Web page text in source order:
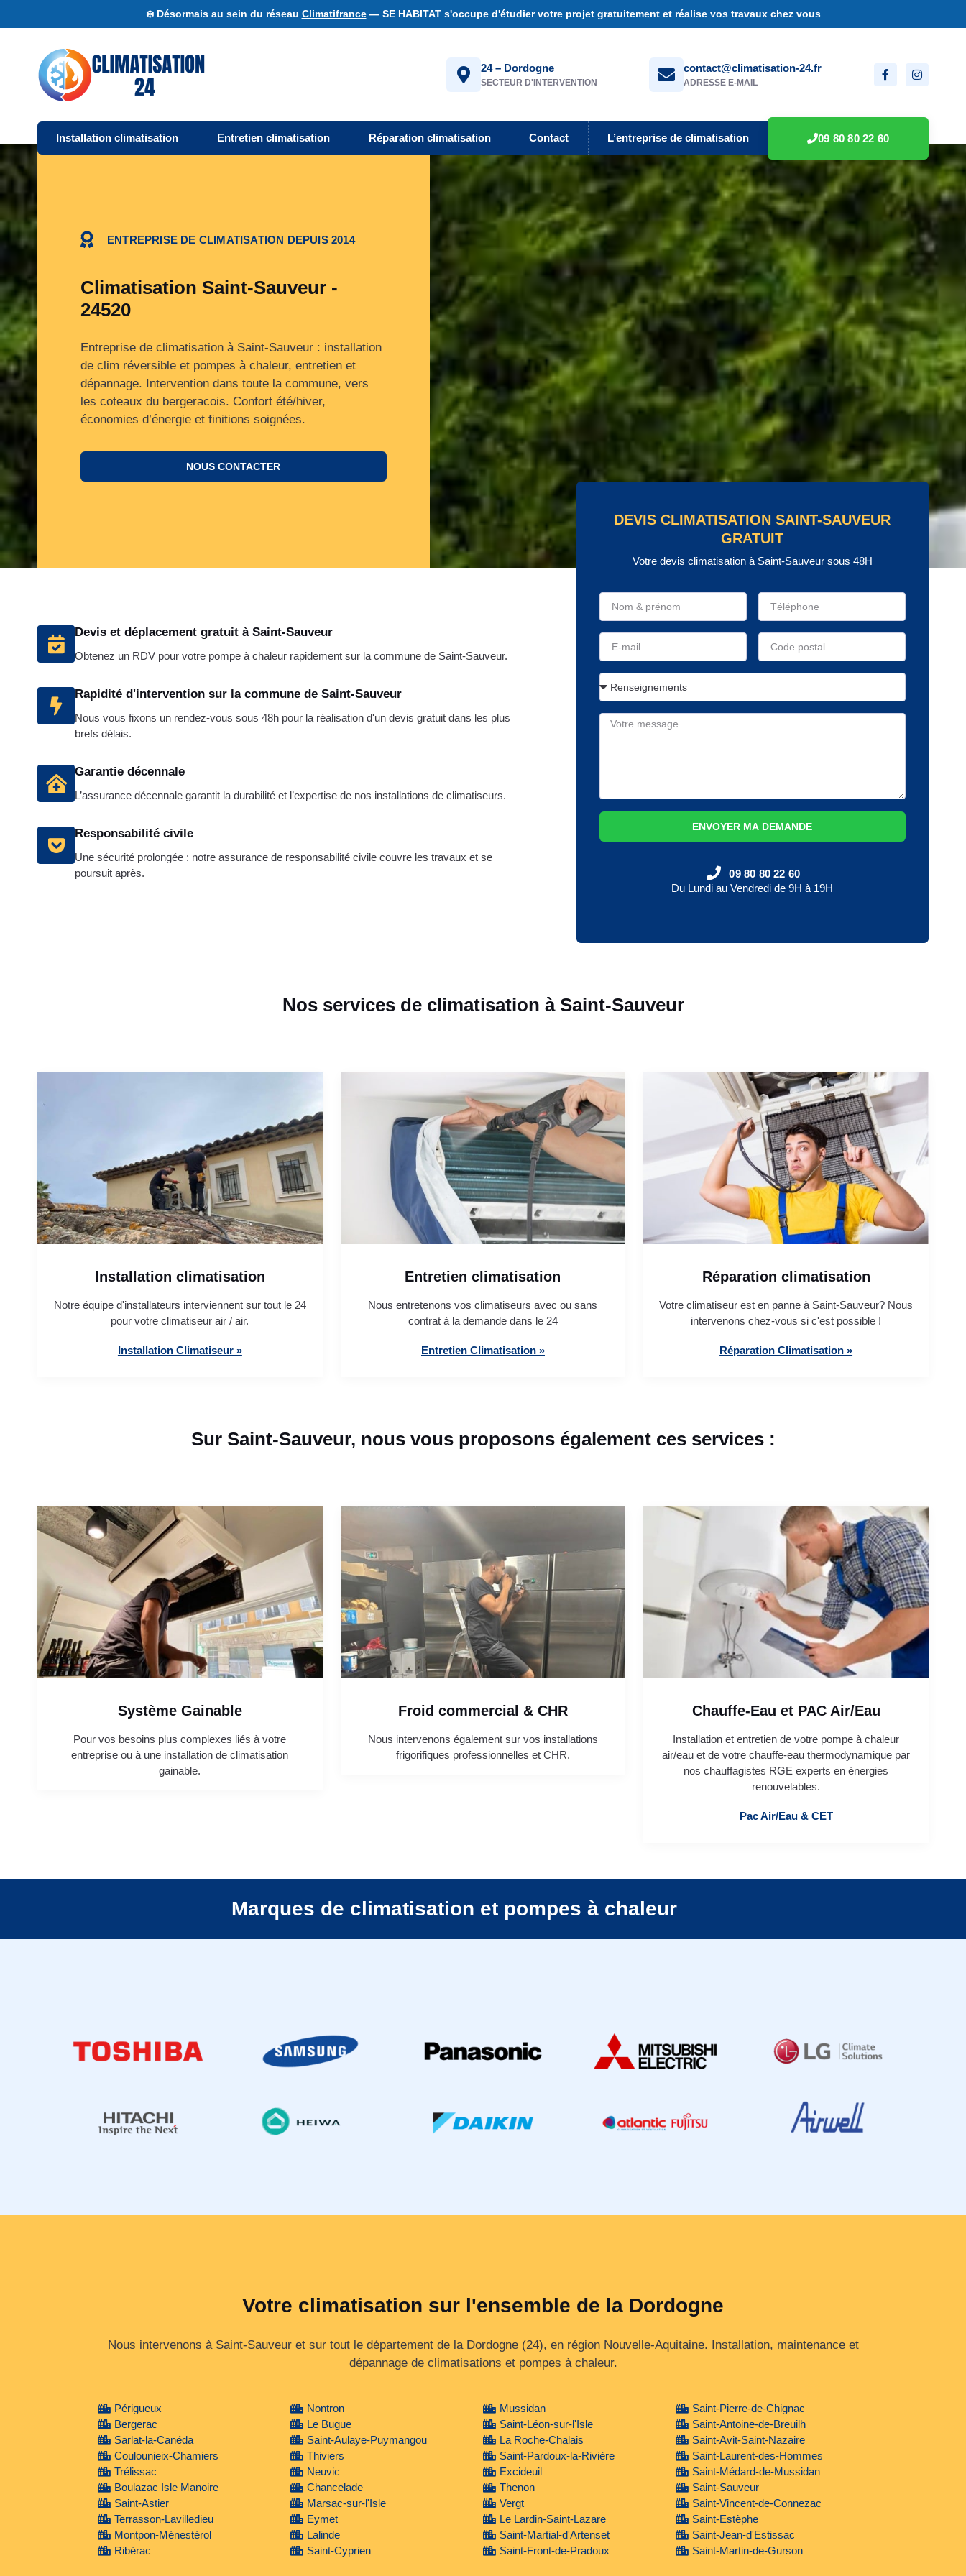
❄️ Désormais au sein du réseau Climatifrance— SE HABITAT s'occupe d'étudier votre projet gratuitement et réalise vos travaux chez vous
24 – Dordogne
SECTEUR D'INTERVENTION
contact@climatisation-24.fr
ADRESSE E-MAIL
Installation climatisation Entretien climatisation Réparation climatisation Contact L’entreprise de climatisation 09 80 80 22 60
ENTREPRISE DE CLIMATISATION DEPUIS 2014
Climatisation Saint-Sauveur -
24520
Entreprise de climatisation à Saint-Sauveur : installation
de clim réversible et pompes à chaleur, entretien et
dépannage. Intervention dans toute la commune, vers
les coteaux du bergeracois. Confort été/hiver,
économies d’énergie et finitions soignées.
NOUS CONTACTER
Devis et déplacement gratuit à Saint-Sauveur
Obtenez un RDV pour votre pompe à chaleur rapidement sur la commune de Saint-Sauveur.
Rapidité d'intervention sur la commune de Saint-Sauveur
Nous vous fixons un rendez-vous sous 48h pour la réalisation d'un devis gratuit dans les plus
brefs délais.
Garantie décennale
L’assurance décennale garantit la durabilité et l’expertise de nos installations de climatiseurs.
Responsabilité civile
Une sécurité prolongée : notre assurance de responsabilité civile couvre les travaux et se
poursuit après.
DEVIS CLIMATISATION SAINT-SAUVEUR
GRATUIT
Votre devis climatisation à Saint-Sauveur sous 48H
ENVOYER MA DEMANDE
09 80 80 22 60
Du Lundi au Vendredi de 9H à 19H
Nos services de climatisation à Saint-Sauveur
Installation climatisation
Notre équipe d'installateurs interviennent sur tout le 24
pour votre climatiseur air / air.
Installation Climatiseur »
Entretien climatisation
Nous entretenons vos climatiseurs avec ou sans
contrat à la demande dans le 24
Entretien Climatisation »
Réparation climatisation
Votre climatiseur est en panne à Saint-Sauveur? Nous
intervenons chez-vous si c'est possible !
Réparation Climatisation »
Sur Saint-Sauveur, nous vous proposons également ces services :
Système Gainable
Pour vos besoins plus complexes liés à votre
entreprise ou à une installation de climatisation
gainable.
Froid commercial & CHR
Nous intervenons également sur vos installations
frigorifiques professionnelles et CHR.
Chauffe-Eau et PAC Air/Eau
Installation et entretien de votre pompe à chaleur
air/eau et de votre chauffe-eau thermodynamique par
nos chauffagistes RGE experts en énergies
renouvelables.
Pac Air/Eau & CET
Marques de climatisation et pompes à chaleur
Votre climatisation sur l'ensemble de la Dordogne
Nous intervenons à Saint-Sauveur et sur tout le département de la Dordogne (24), en région Nouvelle‑Aquitaine. Installation, maintenance et
dépannage de climatisations et pompes à chaleur.
Périgueux
Bergerac
Sarlat-la-Canéda
Coulounieix-Chamiers
Trélissac
Boulazac Isle Manoire
Saint-Astier
Terrasson-Lavilledieu
Montpon-Ménestérol
Ribérac
Nontron
Le Bugue
Saint-Aulaye-Puymangou
Thiviers
Neuvic
Chancelade
Marsac-sur-l'Isle
Eymet
Lalinde
Saint-Cyprien
Mussidan
Saint-Léon-sur-l'Isle
La Roche-Chalais
Saint-Pardoux-la-Rivière
Excideuil
Thenon
Vergt
Le Lardin-Saint-Lazare
Saint-Martial-d'Artenset
Saint-Front-de-Pradoux
Saint-Pierre-de-Chignac
Saint-Antoine-de-Breuilh
Saint-Avit-Saint-Nazaire
Saint-Laurent-des-Hommes
Saint-Médard-de-Mussidan
Saint-Sauveur
Saint-Vincent-de-Connezac
Saint-Estèphe
Saint-Jean-d'Estissac
Saint-Martin-de-Gurson